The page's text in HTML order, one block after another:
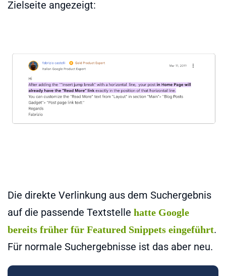
Zielseite angezeigt:
Die direkte Verlinkung aus dem Suchergebnis
auf die passende Textstelle hatte Google
bereits früher für Featured Snippets eingeführt.
Für normale Suchergebnisse ist das aber neu.